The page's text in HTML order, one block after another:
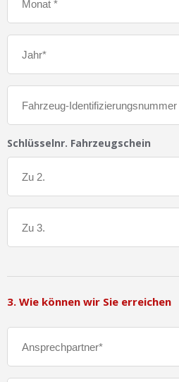
Schlüsselnr. Fahrzeugschein
3. Wie können wir Sie erreichen